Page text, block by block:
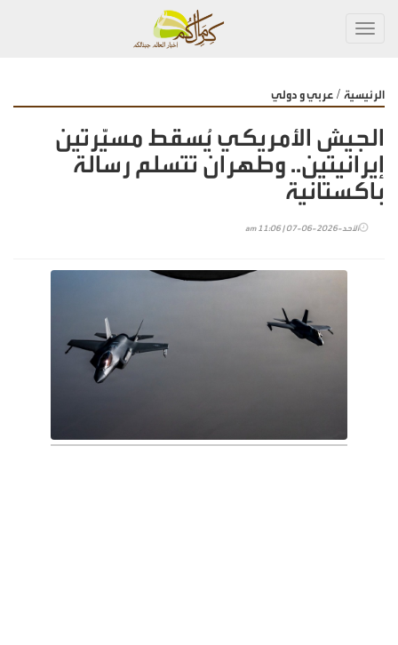
الرئيسية / عربي و دولي
الجيش الأمريكي يُسقط مسيّرتين
إيرانيتين.. وطهران تتسلم رسالة
باكستانية
الأحد-2026-06-07 | 11:06 am